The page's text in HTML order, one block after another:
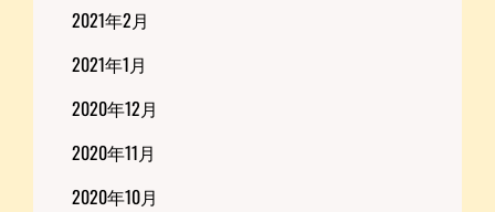
2021年2月
2021年1月
2020年12月
2020年11月
2020年10月